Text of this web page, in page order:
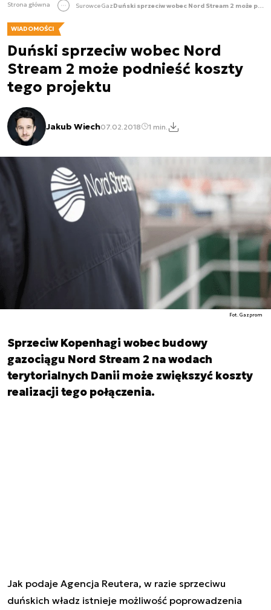
Strona główna SurowceGaz Duński sprzeciw wobec Nord Stream 2 może podnieść koszty tego projektu
WIADOMOŚCI
Duński sprzeciw wobec Nord
Stream 2 może podnieść koszty
tego projektu
Jakub Wiech07.02.2018 1 min.
Fot. Gazprom
Sprzeciw Kopenhagi wobec budowy
gazociągu Nord Stream 2 na wodach
terytorialnych Danii może zwiększyć koszty
realizacji tego połączenia.
Jak podaje Agencja Reutera, w razie sprzeciwu
duńskich władz istnieje możliwość poprowadzenia